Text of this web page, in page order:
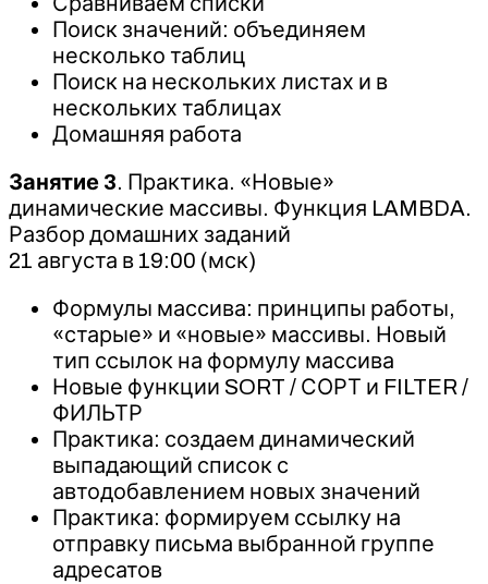
Поиск значений: объединяем
несколько таблиц
Поиск на нескольких листах и в
нескольких таблицах
Домашняя работа
Занятие 3. Практика. «Новые»
динамические массивы. Функция LAMBDA.
Разбор домашних заданий
21 августа в 19:00 (мск)
Формулы массива: принципы работы,
«старые» и «новые» массивы. Новый
тип ссылок на формулу массива
Новые функции SORT / СОРТ и FILTER /
ФИЛЬТР
Практика: создаем динамический
выпадающий список с
автодобавлением новых значений
Практика: формируем ссылку на
отправку письма выбранной группе
адресатов